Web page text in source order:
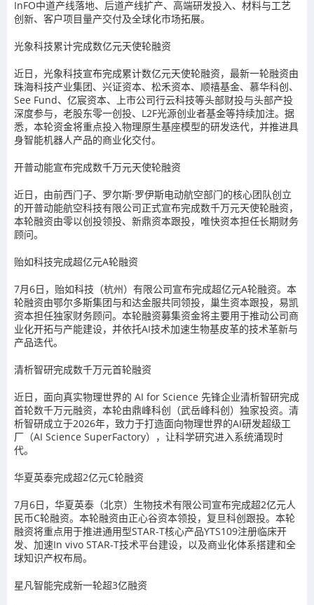
InFO中道产线落地、后道产线扩产、高端研发投入、材料与工艺
创新、客户项目量产交付及全球化市场拓展。
光象科技累计完成数亿元天使轮融资
近日，光象科技宣布完成累计数亿元天使轮融资，最新一轮融资由
珠海科技产业集团、兴证资本、松禾资本、顺禧基金、慕华科创、
See Fund、亿宸资本、上市公司行云科技等头部财投与头部产投
深度参与，老股东零一创投、L2F光源创业者基金等持续加注。据
悉，本轮资金将重点投入物理原生基座模型的研发迭代，并推进具
身智能机器人产品的商业化交付。
开普动能宣布完成数千万元天使轮融资
近日，由前西门子、罗尔斯·罗伊斯电动航空部门的核心团队创立
的开普动能航空科技有限公司正式宣布完成数千万元天使轮融资，
本轮融资由零以创投领投、新鼎资本跟投，唯快资本担任长期财务
顾问。
贻如科技完成超亿元A轮融资
7月6日，贻如科技（杭州）有限公司宣布完成超亿元A轮融资。本
轮融资由鄂尔多斯集团与和达金服共同领投，巢生资本跟投，易凯
资本担任独家财务顾问。本轮融资募集资金将主要用于推动公司商
业化开拓与产能建设，并依托AI技术加速生物基皮革的技术革新与
产品迭代。
清析智研完成数千万元首轮融资
近日，面向真实物理世界的 AI for Science 先锋企业清析智研完成
首轮数千万元融资，本轮由鼎峰科创（武岳峰科创）独家投资。清
析智研成立于2026年，致力于打造面向物理世界的AI研发超级工
厂（AI Science SuperFactory），让科学研究进入系统涌现时
代。
华夏英泰完成超2亿元C轮融资
7月6日，华夏英泰（北京）生物技术有限公司宣布完成超2亿元人
民币C轮融资。本轮融资由正心谷资本领投，复旦科创跟投。本轮
融资将重点用于推进通用型STAR-T核心产品YTS109注册临床开
发、加速In vivo STAR-T技术平台建设，以及商业化体系搭建和全
球知识产权布局。
星凡智能完成新一轮超3亿融资